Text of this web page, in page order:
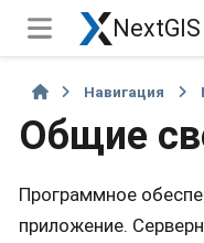
Навигация
Общие
Программное
приложение.